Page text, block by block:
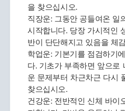
을 찾으십시오.
직장운: 그동안 공들여온 일
시작합니다. 당장 가시적인
반이 단단해지고 있음을 체
학업운: 기본기를 점검하기
다. 기초가 부족하면 앞으로
운 문제부터 차근차근 다시
찾으십시오.
건강운: 전반적인 신체 바이